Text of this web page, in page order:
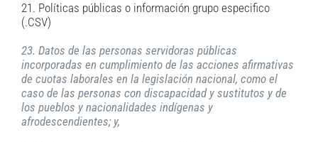
21. Políticas públicas o información grupo especifico
(.CSV)
23. Datos de las personas servidoras públicas
incorporadas en cumplimiento de las acciones afirmativas
de cuotas laborales en la legislación nacional, como el
caso de las personas con discapacidad y sustitutos y de
los pueblos y nacionalidades indígenas y
afrodescendientes; y,